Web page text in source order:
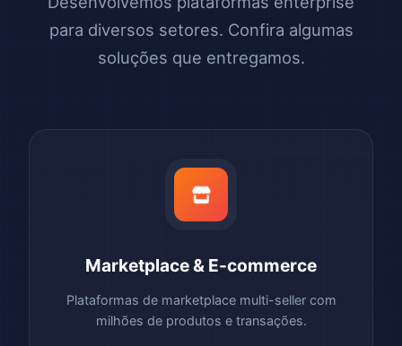
para diversos setores. Confira algumas
soluções que entregamos.
Marketplace & E-commerce
Plataformas de marketplace multi-seller com
milhões de produtos e transações.